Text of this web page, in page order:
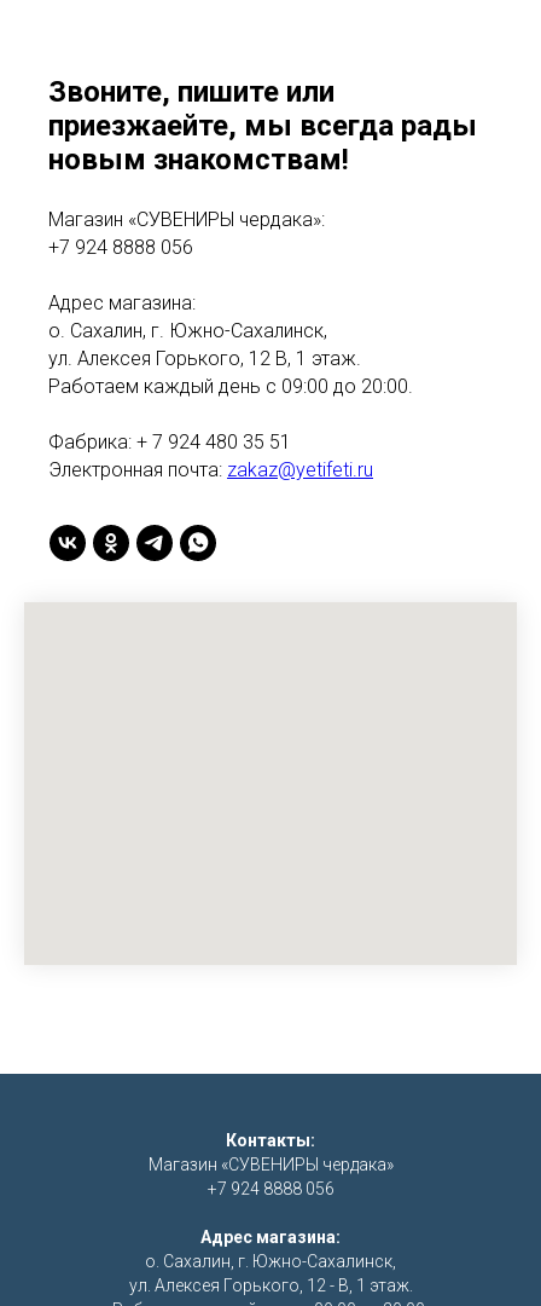
Звоните, пишите или
приезжаейте, мы всегда рады
новым знакомствам!
Магазин «СУВЕНИРЫ чердака»:
+7 924 8888 056
Адрес магазина:
о. Сахалин, г. Южно-Сахалинск,
ул. Алексея Горького, 12 В, 1 этаж.
Работаем каждый день с 09:00 до 20:00.
Фабрика: + 7 924 480 35 51
Электронная почта: zakaz@yetifeti.ru
Контакты:
Магазин «СУВЕНИРЫ чердака»
+7 924 8888 056
Адрес магазина:
о. Сахалин, г. Южно-Сахалинск,
ул. Алексея Горького, 12 - В, 1 этаж.